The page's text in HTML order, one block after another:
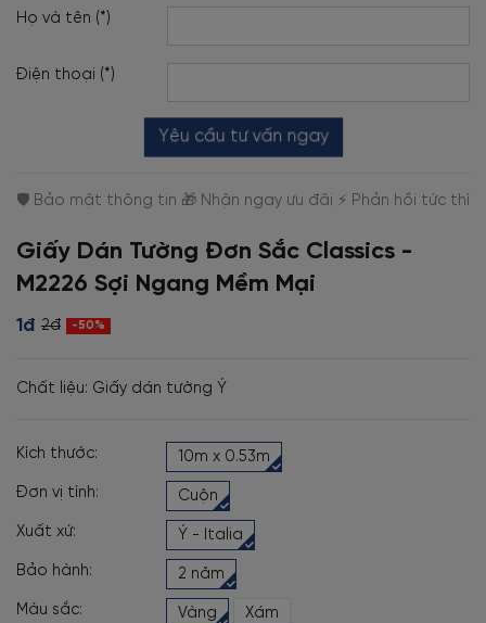
Họ và tên (*)
Điện thoại (*)
Yêu cầu tư vấn ngay
Giấy Dán Tường Đơn Sắc Classics -
M2226 Sợi Ngang Mềm Mại
1đ 2đ -50%
Chất liệu: Giấy dán tường Ý
Kích thước: 10m x 0.53m
Đơn vị tính: Cuộn
Xuất xứ: Ý - Italia
Bảo hành: 2 năm
Màu sắc: Vàng Xám